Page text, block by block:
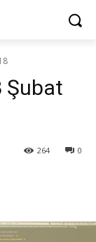
Şubat
0
264